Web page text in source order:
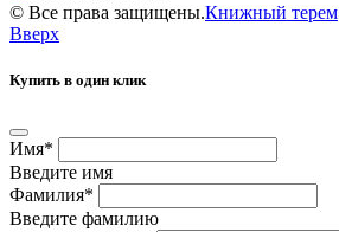
© Все права защищены.Книжный терем
Вверх
Купить в один клик
Имя*
Введите имя
Фамилия*
Введите фамилию